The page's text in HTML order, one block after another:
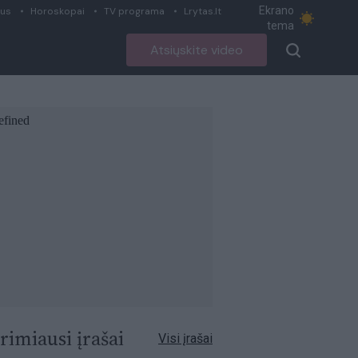
Horoskopai TV programa Lrytas.lt
Ekrano
tema
Atsiųskite video
įrašai Visi įrašai